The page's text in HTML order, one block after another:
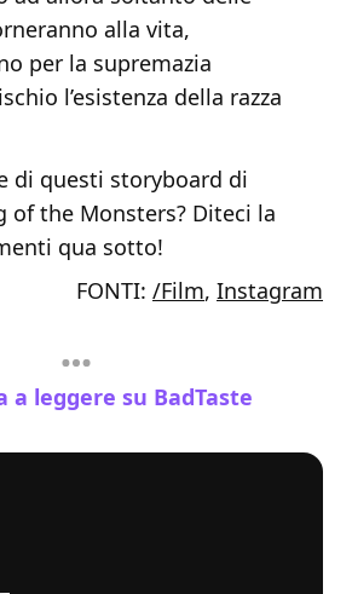
alla vita,
per la supremazia
l’esistenza della razza
di questi storyboard di
of the Monsters? Diteci la
qua sotto!
FONTI: /Film, Instagram
a leggere su BadTaste